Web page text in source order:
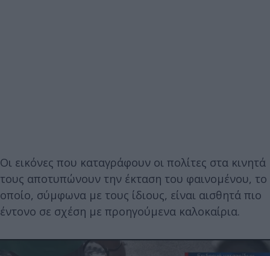
Οι εικόνες που καταγράφουν οι πολίτες στα κινητά
τους αποτυπώνουν την έκταση του φαινομένου, το
οποίο, σύμφωνα με τους ίδιους, είναι αισθητά πιο
έντονο σε σχέση με προηγούμενα καλοκαίρια.